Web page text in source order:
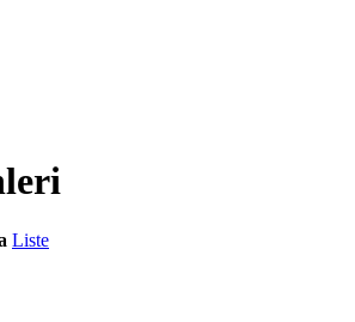
Liste